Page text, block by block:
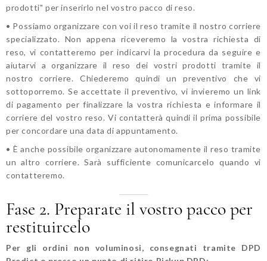
prodotti" per inserirlo nel vostro pacco di reso.
• Possiamo organizzare con voi il reso tramite il nostro corriere
specializzato. Non appena riceveremo la vostra richiesta di
reso, vi contatteremo per indicarvi la procedura da seguire e
aiutarvi a organizzare il reso dei vostri prodotti tramite il
nostro corriere. Chiederemo quindi un preventivo che vi
sottoporremo. Se accettate il preventivo, vi invieremo un link
di pagamento per finalizzare la vostra richiesta e informare il
corriere del vostro reso. Vi contatterà quindi il prima possibile
per concordare una data di appuntamento.
• È anche possibile organizzare autonomamente il reso tramite
un altro corriere. Sarà sufficiente comunicarcelo quando vi
contatteremo.
Fase 2. Preparate il vostro pacco per
restituircelo
Per gli ordini non voluminosi, consegnati tramite DPD